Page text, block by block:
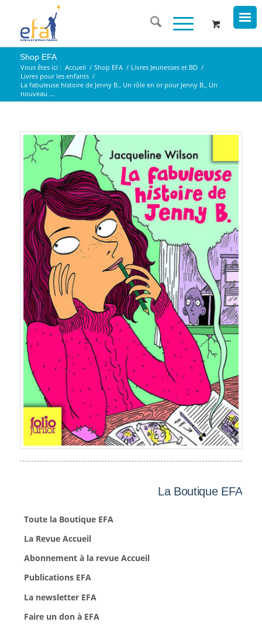
Shop EFA
Vous êtes ici : Accueil / Shop EFA / Livres Jeunesses et BD /
Livres pour les enfants /
La fabuleuse histoire de Jenny B., Un rôle en or pour Jenny B., Un
nouveau ...
La Boutique EFA
Toute la Boutique EFA
La Revue Accueil
Abonnement à la revue Accueil
Publications EFA
La newsletter EFA
Faire un don à EFA